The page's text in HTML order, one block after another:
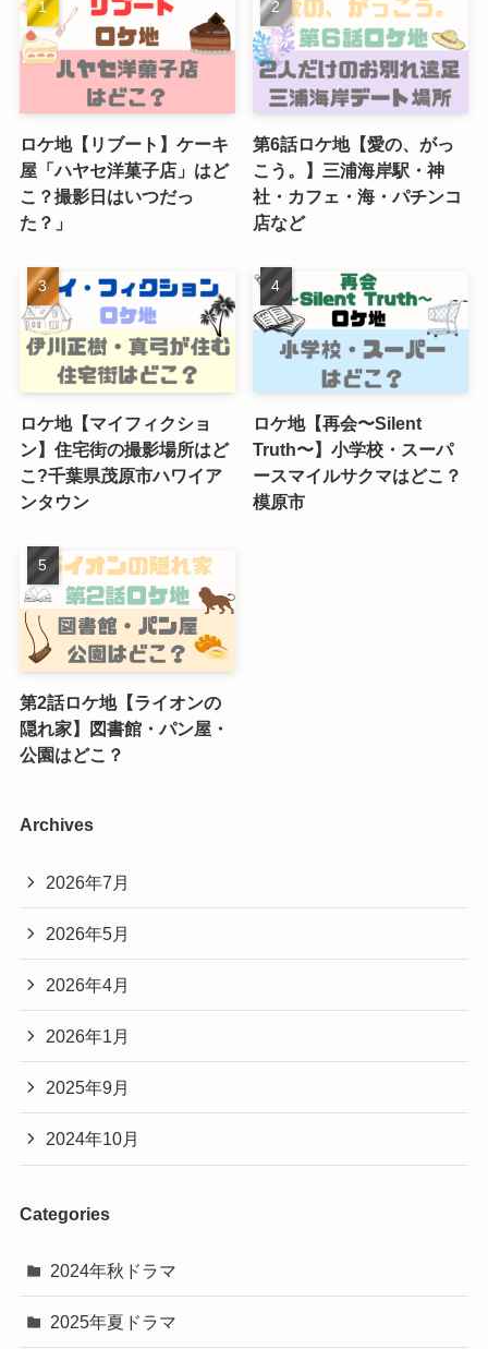
ロケ地【リブート】ケーキ
屋「ハヤセ洋菓子店」はど
こ？撮影日はいつだっ
た？」
第6話ロケ地【愛の、がっ
こう。】三浦海岸駅・神
社・カフェ・海・パチンコ
店など
ロケ地【マイフィクショ
ン】住宅街の撮影場所はど
こ?千葉県茂原市ハワイア
ンタウン
ロケ地【再会〜Silent
Truth〜】小学校・スーパ
ースマイルサクマはどこ？
模原市
第2話ロケ地【ライオンの
隠れ家】図書館・パン屋・
公園はどこ？
Archives
2026年7月
2026年5月
2026年4月
2026年1月
2025年9月
2024年10月
Categories
2024年秋ドラマ
2025年夏ドラマ